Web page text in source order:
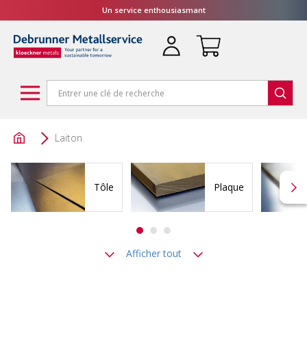
Un service enthousiasmant
Laiton
Tôle Plaque
Afficher tout